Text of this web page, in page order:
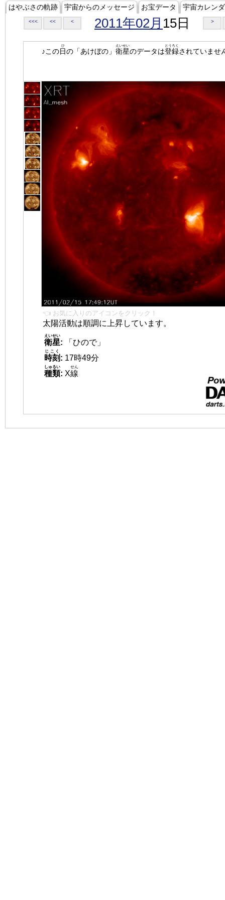
はやぶさの軌跡 宇宙からのメッセージ お宝データ 宇宙カレン
<<< << < 2011年02月 15日 >
♪この日
ひ
の「あけぼの」 衛星
えいせい
のデータは登録
とうろく
されていませ
👈 お気に入りのアイコンをクリック！
太陽活動は順調に上昇しています。
衛星
えいせい
:
「ひので」
時刻
じこく
: 17時49分
種類
しゅるい
: X線
せん